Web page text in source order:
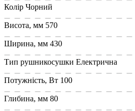
Колір Чорний
Висота, мм 570
Ширина, мм 430
Тип рушникосушки Електрична
Потужність, Вт 100
Глибина, мм 80